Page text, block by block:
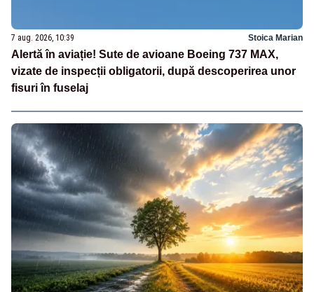
7 aug. 2026, 10:39 Stoica Marian
Alertă în aviație! Sute de avioane Boeing 737 MAX,
vizate de inspecții obligatorii, după descoperirea unor
fisuri în fuselaj